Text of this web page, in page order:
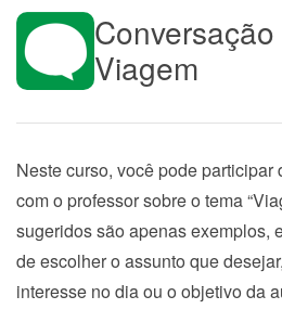
Viagem
Neste curso, você pode participar
com o professor sobre o tema
sugeridos são apenas exemplos,
de escolher o assunto que
interesse no dia ou o objetivo da